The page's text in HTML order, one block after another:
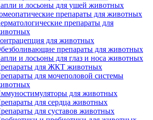
и лосьоны для ушей животных
препараты для животных
препараты для
для животных
препараты для животных
и лосьоны для глаз и носа животных
для ЖКТ животных
для мочеполовой системы
для животных
для сердца животных
для суставов животных